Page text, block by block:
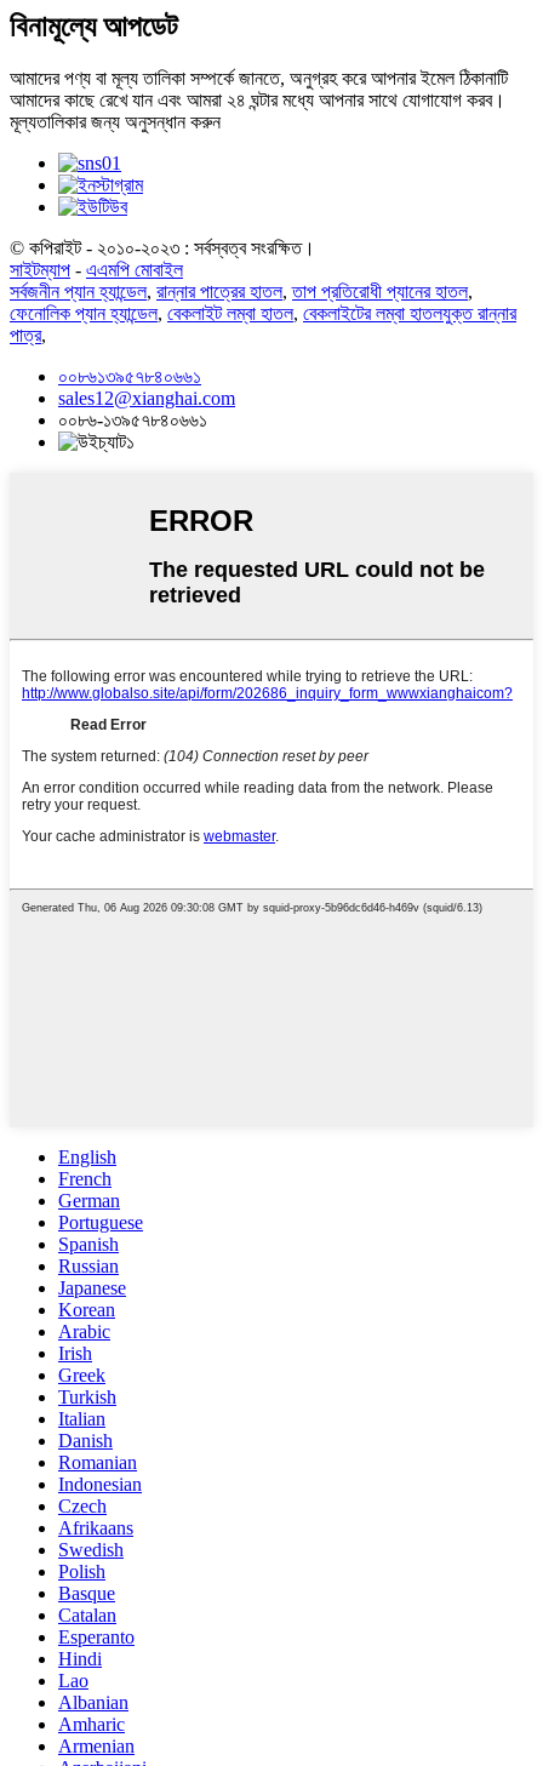
বিনামূল্যে আপডেট
আমাদের পণ্য বা মূল্য তালিকা সম্পর্কে জানতে, অনুগ্রহ করে আপনার ইমেল ঠিকানাটি
আমাদের কাছে রেখে যান এবং আমরা ২৪ ঘন্টার মধ্যে আপনার সাথে যোগাযোগ করব।
মূল্যতালিকার জন্য অনুসন্ধান করুন
© কপিরাইট - ২০১০-২০২৩ : সর্বস্বত্ব সংরক্ষিত।
সাইটম্যাপ - এএমপি মোবাইল
সর্বজনীন প্যান হ্যান্ডেল, রান্নার পাত্রের হাতল,তাপ প্রতিরোধী প্যানের হাতল,
ফেনোলিক প্যান হ্যান্ডেল, বেকলাইট লম্বা হাতল, বেকলাইটের লম্বা হাতলযুক্ত রান্নার
পাত্র,
০০৮৬১৩৯৫৭৮৪০৬৬১
sales12@xianghai.com
০০৮৬-১৩৯৫৭৮৪০৬৬১
English
French
German
Portuguese
Spanish
Russian
Japanese
Korean
Arabic
Irish
Greek
Turkish
Italian
Danish
Romanian
Indonesian
Czech
Afrikaans
Swedish
Polish
Basque
Catalan
Esperanto
Hindi
Lao
Albanian
Amharic
Armenian